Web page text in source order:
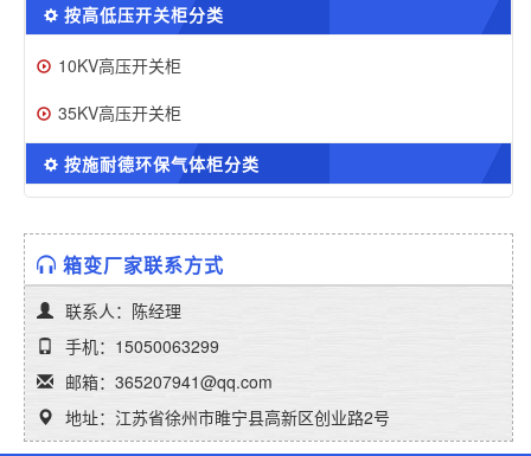
按高低压开关柜分类
10KV高压开关柜
35KV高压开关柜
按施耐德环保气体柜分类
箱变厂家联系方式
联系人：陈经理
手机：15050063299
邮箱：365207941@qq.com
地址：江苏省徐州市睢宁县高新区创业路2号